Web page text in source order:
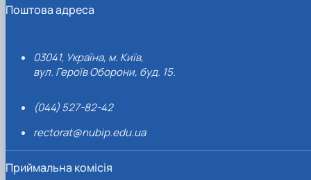
Поштова адреса
03041, Україна, м. Київ,
вул. Героїв Оборони, буд. 15.
(044) 527-82-42
rectorat@nubip.edu.ua
Приймальна комісія